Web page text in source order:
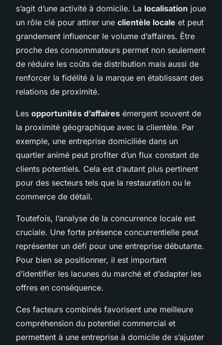
s’agit d’une activité à domicile. La localisation joue
un rôle clé pour attirer une clientèle locale et peut
grandement influencer le volume d’affaires. Être
proche des consommateurs permet non seulement
de réduire les coûts de distribution mais aussi de
renforcer la fidélité à la marque en établissant des
relations de proximité.
Les opportunités d’affaires émergent souvent de
la proximité géographique avec la clientèle. Par
exemple, une entreprise domiciliée dans un
quartier animé peut profiter d’un flux constant de
clients potentiels. Cela est d’autant plus pertinent
pour des secteurs tels que la restauration ou le
commerce de détail.
Toutefois, l’analyse de la concurrence locale est
cruciale. Une forte présence concurrentielle peut
représenter un défi pour une entreprise débutante.
Pour bien se positionner, il est important
d’identifier les lacunes du marché et d’adapter les
offres en conséquence.
Ces facteurs combinés favorisent une meilleure
compréhension du potentiel commercial et
permettent à une entreprise à domicile de s’ajuster